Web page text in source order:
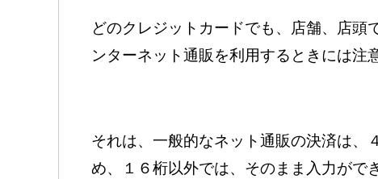
どのクレジットカードでも、店舗、店頭
ンターネット通販を利用するときには注
それは、一般的なネット通販の決済は、
め、１６桁以外では、そのまま入力がで